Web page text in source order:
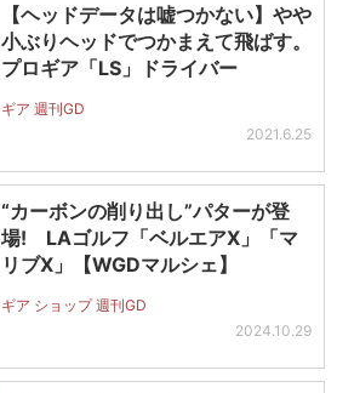
【ヘッドデータは嘘つかない】やや
小ぶりヘッドでつかまえて飛ばす。
プロギア「LS」ドライバー
ギア 週刊GD
2021.6.25
“カーボンの削り出し”パターが登
場! LAゴルフ「ベルエアX」「マ
リブX」【WGDマルシェ】
ギア ショップ 週刊GD
2024.10.29